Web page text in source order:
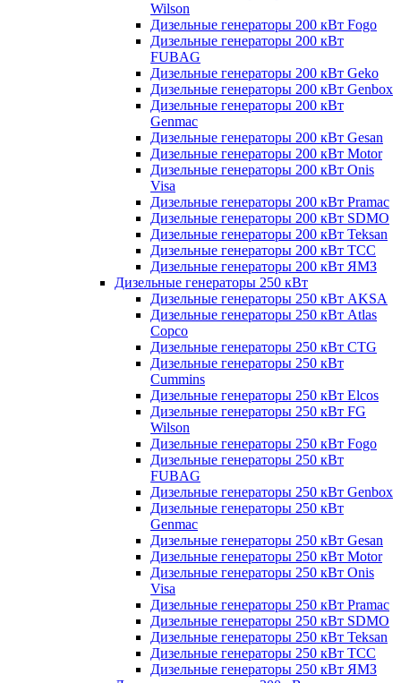
Wilson
Дизельные генераторы 200 кВт Fogo
Дизельные генераторы 200 кВт
FUBAG
Дизельные генераторы 200 кВт Geko
Дизельные генераторы 200 кВт Genbox
Дизельные генераторы 200 кВт
Genmac
Дизельные генераторы 200 кВт Gesan
Дизельные генераторы 200 кВт Motor
Дизельные генераторы 200 кВт Onis
Visa
Дизельные генераторы 200 кВт Pramac
Дизельные генераторы 200 кВт SDMO
Дизельные генераторы 200 кВт Teksan
Дизельные генераторы 200 кВт ТСС
Дизельные генераторы 200 кВт ЯМЗ
Дизельные генераторы 250 кВт
Дизельные генераторы 250 кВт AKSA
Дизельные генераторы 250 кВт Atlas
Copco
Дизельные генераторы 250 кВт CTG
Дизельные генераторы 250 кВт
Cummins
Дизельные генераторы 250 кВт Elcos
Дизельные генераторы 250 кВт FG
Wilson
Дизельные генераторы 250 кВт Fogo
Дизельные генераторы 250 кВт
FUBAG
Дизельные генераторы 250 кВт Genbox
Дизельные генераторы 250 кВт
Genmac
Дизельные генераторы 250 кВт Gesan
Дизельные генераторы 250 кВт Motor
Дизельные генераторы 250 кВт Onis
Visa
Дизельные генераторы 250 кВт Pramac
Дизельные генераторы 250 кВт SDMO
Дизельные генераторы 250 кВт Teksan
Дизельные генераторы 250 кВт ТСС
Дизельные генераторы 250 кВт ЯМЗ